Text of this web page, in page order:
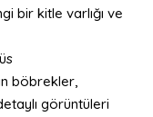
bir kitle varlığı ve
böbrekler,
görüntüleri